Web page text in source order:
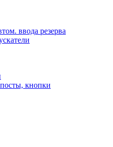
ввода резерва
кнопки